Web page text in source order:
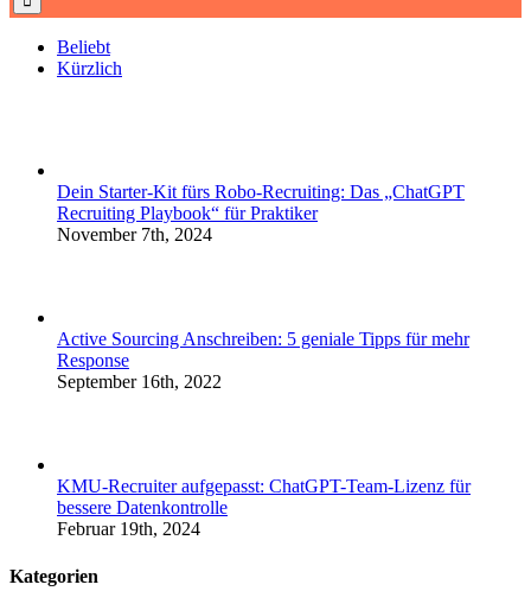
Beliebt
Kürzlich
Dein Starter-Kit fürs Robo-Recruiting: Das „ChatGPT
Recruiting Playbook“ für Praktiker
November 7th, 2024
Active Sourcing Anschreiben: 5 geniale Tipps für mehr
Response
September 16th, 2022
KMU-Recruiter aufgepasst: ChatGPT-Team-Lizenz für
bessere Datenkontrolle
Februar 19th, 2024
Kategorien